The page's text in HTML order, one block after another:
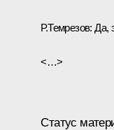
Р.Темрезов: Да,
<…>
Статус